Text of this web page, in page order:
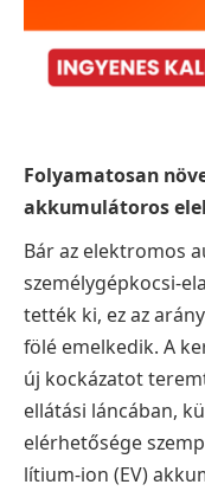
Folyamatosan
akkumulátoros
Bár az elektromos
személygépkocsi-
tették ki, ez az
fölé emelkedik. A
új kockázatot
ellátási láncában,
elérhetősége
lítium-ion (EV)